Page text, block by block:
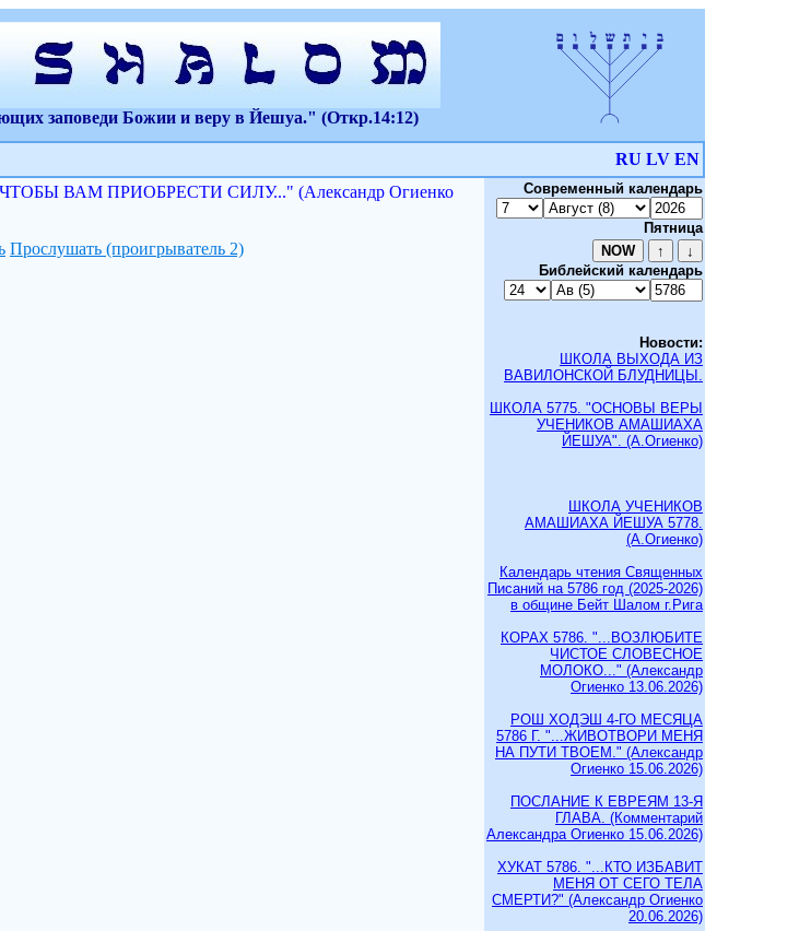
заповеди Божии и веру в Йешуа." (Откр.14:12)
RU LV EN
ВАМ ПРИОБРЕСТИ СИЛУ..." (Александр Огиенко
Прослушать (проигрыватель 2)
Современный календарь
Пятница
Библейский календарь
Новости:
ШКОЛА ВЫХОДА ИЗ
ВАВИЛОНСКОЙ БЛУДНИЦЫ.
ШКОЛА 5775. "ОСНОВЫ ВЕРЫ
УЧЕНИКОВ АМАШИАХА
ЙЕШУА". (А.Огиенко)
ШКОЛА УЧЕНИКОВ
АМАШИАХА ЙЕШУА 5778.
(А.Огиенко)
Календарь чтения Священных
Писаний на 5786 год (2025-2026)
в общине Бейт Шалом г.Рига
КОРАХ 5786. "...ВОЗЛЮБИТЕ
ЧИСТОЕ СЛОВЕСНОЕ
МОЛОКО..." (Александр
Огиенко 13.06.2026)
РОШ ХОДЭШ 4-ГО МЕСЯЦА
5786 Г. "...ЖИВОТВОРИ МЕНЯ
НА ПУТИ ТВОЕМ." (Александр
Огиенко 15.06.2026)
ПОСЛАНИЕ К ЕВРЕЯМ 13-Я
ГЛАВА. (Комментарий
Александра Огиенко 15.06.2026)
ХУКАТ 5786. "...КТО ИЗБАВИТ
МЕНЯ ОТ СЕГО ТЕЛА
СМЕРТИ?" (Александр Огиенко
20.06.2026)